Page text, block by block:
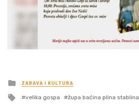
Posted
in
ZABAVA I KULTURA
Tagged
velika gospa župa baćina plina stablina